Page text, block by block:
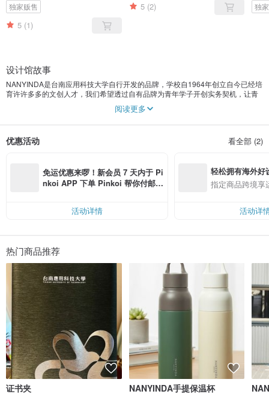
独家贩售
5 (1)
5 (2) 独
设计馆故事
NANYINDA是台南应用科技大学自行开发的品牌，学校自1964年创立自今已经培
育许许多多的文创人才，我们希望透过自有品牌为青年学子开创实务契机，让青
年设计师在初入社会时有机会营销自己，透过厂商媒合、商品合作开发、艺术品
经营、社会设计个案的参与等方式，开创青年设计师或艺术家参与社会实务的经
讲座等，希望以设计教育作为回馈的方式，提升并培育青年参与社会设计的机
阅读更多
优惠活动 看全部 (2)
免运优惠来啰！新会员 7 天内于 Pi
nkoi APP 下单 Pinkoi 帮你付邮
活动详情
轻松拥有海外好
指定商品跨境享
活动详
热门商品推荐
证书夹 NANYINDA手提保温杯